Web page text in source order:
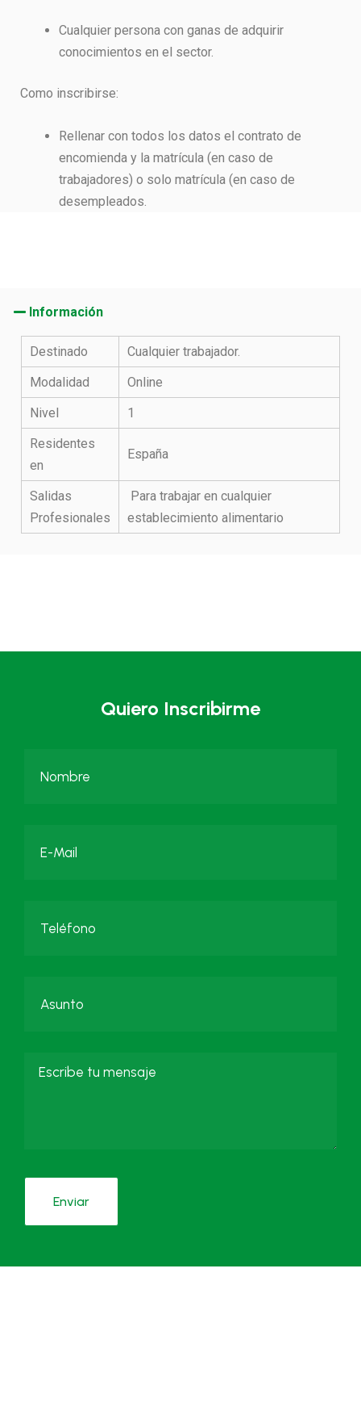
Cualquier persona con ganas de adquirir
conocimientos en el sector.
Como inscribirse:
Rellenar con todos los datos el contrato de
encomienda y la matrícula (en caso de
trabajadores) o solo matrícula (en caso de
desempleados.
Información
Destinado
Cualquier trabajador.
Modalidad
Online
Nivel
1
Residentes
en
España
Salidas
Profesionales
Para trabajar en cualquier
establecimiento alimentario
Quiero Inscribirme